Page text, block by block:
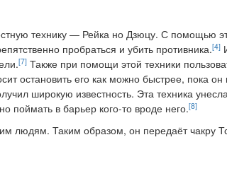
технику — Рейка но Дзюцу. С помощью
пробраться и убить противника.[4]
[7] Также при помощи этой техники
остановить его как можно быстрее, пока он
широкую известность. Эта техника
поймать в барьер кого-то вроде него.[8]
людям. Таким образом, он передаёт чакру